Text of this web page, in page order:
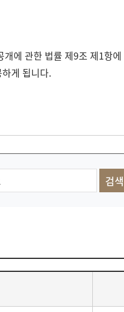
에 관한 법률 제9조 제1항
게 됩니다.